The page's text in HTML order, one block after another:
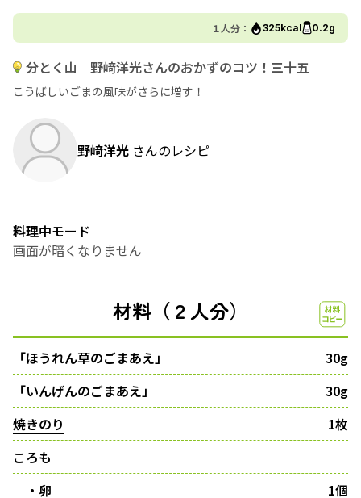
１人分： 325kcal 0.2g
分とく山 野﨑洋光さんのおかずのコツ！三十五
こうばしいごまの風味がさらに増す！
野﨑洋光 さんのレシピ
料理中モード
画面が暗くなりません
材料（２人分）
「ほうれん草のごまあえ」
30g
「いんげんのごまあえ」
30g
焼きのり
1枚
ころも
・ 卵
1個